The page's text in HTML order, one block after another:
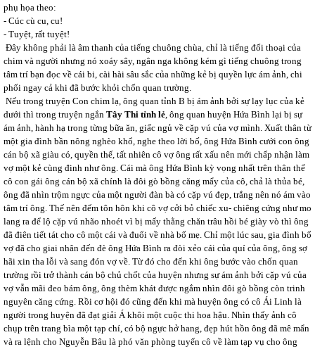
phụ họa theo:
- Cúc cù cu, cu!
- Tuyệt, rất tuyệt!
Đây không phải là âm thanh của tiếng chuông chùa, chỉ là tiếng đối thoại của
chim và người nhưng nó xoáy sây, ngân nga không kém gì tiếng chuông trong
tâm trí bạn đọc về cái bi, cài hài sâu sắc của những kẻ bị quyền lực ám ảnh, chi
phối ngay cả khi đã bước khỏi chốn quan trường.
Nếu trong truyện Con chim lạ, ông quan tỉnh B bị ám ảnh bởi sự lạy lục của kẻ
dưới thì trong truyện ngắn Tây Thi tỉnh lẻ, ông quan huyện Hứa Bình lại bị sự
ám ảnh, hành hạ trong từng bữa ăn, giấc ngủ về cặp vú của vợ mình. Xuất thân từ
một gia đình bần nông nghèo khổ, nghe theo lời bố, ông Hứa Bình cưới con ông
cán bộ xã giàu có, quyền thế, tất nhiên cô vợ ông rất xấu nên mới chấp nhận làm
vợ một kẻ cùng đinh như ông. Cái mà ông Hứa Bình kỳ vọng nhất trên thân thể
cô con gái ông cán bộ xã chính là đôi gò bồng căng mẩy của cô, chả là thủa bé,
ông đã nhìn trộm ngực của một người đàn bà có cặp vú đẹp, trắng nên nó ám vào
tâm trí ông. Thế nên đếm tôn hôn khi cô vợ cởi bỏ chiếc xu- chiêng cứng như mo
lang ra để lộ cặp vú nhão nhoét vì bị mấy thằng chăn trâu hồi bé giày vò thì ông
đã điên tiết tát cho cô một cái và đuổi về nhà bố mẹ. Chỉ một lúc sau, gia đình bố
vợ đã cho giai nhân đến đè ông Hứa Bình ra đòi xẻo cái của quí của ông, ông sợ
hãi xin tha lỗi và sang đón vợ về. Từ đó cho đến khi ông bước vào chốn quan
trường rồi trở thành cán bộ chủ chốt của huyện nhưng sự ám ảnh bởi cặp vú của
vợ vẫn mãi đeo bám ông, ông thèm khát được ngắm nhìn đôi gò bồng còn trinh
nguyên căng cứng. Rồi cơ hội đó cũng đến khi mà huyện ông có cô Ái Linh là
người trong huyện đã đạt giải Á khôi một cuộc thi hoa hậu. Nhìn thấy ảnh cô
chụp trên trang bìa một tạp chí, có bộ ngực hở hang, đẹp hút hồn ông đã mê mẩn
và ra lệnh cho Nguyễn Bâu là phó văn phòng tuyển cô về làm tạp vụ cho ông